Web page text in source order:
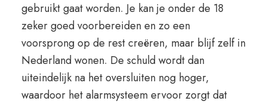
gebruikt gaat worden. Je kan je onder de 18
zeker goed voorbereiden en zo een
voorsprong op de rest creëren, maar blijf zelf in
Nederland wonen. De schuld wordt dan
uiteindelijk na het oversluiten nog hoger,
waardoor het alarmsysteem ervoor zorgt dat